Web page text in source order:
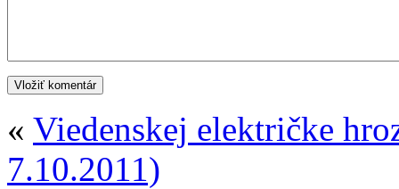
« Viedenskej električke
7.10.2011)